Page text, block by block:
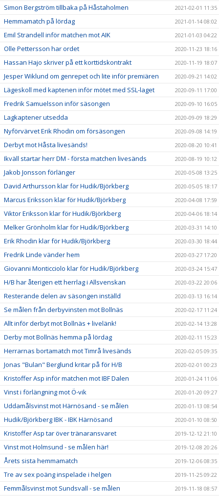
Simon Bergström tillbaka på Håstaholmen 2021-02-01 11:35
Hemmamatch på lördag 2021-01-14 08:02
Emil Strandell inför matchen mot AIK 2021-01-03 04:22
Olle Pettersson har ordet 2020-11-23 18:16
Hassan Hajo skriver på ett korttidskontrakt 2020-11-19 18:07
Jesper Wiklund om genrepet och lite inför premiären 2020-09-21 14:02
Lägeskoll med kaptenen inför mötet med SSL-laget 2020-09-11 17:00
Fredrik Samuelsson inför säsongen 2020-09-10 16:05
Lagkaptener utsedda 2020-09-09 18:29
Nyförvärvet Erik Rhodin om försäsongen 2020-09-08 14:19
Derbyt mot Håsta livesänds! 2020-08-20 10:41
Ikväll startar herr DM - första matchen livesänds 2020-08-19 10:12
Jakob Jonsson förlänger 2020-05-08 13:25
David Arthursson klar för Hudik/Björkberg 2020-05-05 18:17
Marcus Eriksson klar för Hudik/Björkberg 2020-04-08 17:59
Viktor Eriksson klar för Hudik/Björkberg 2020-04-06 18:14
Melker Grönholm klar för Hudik/Björkberg 2020-03-31 14:10
Erik Rhodin klar för Hudik/Björkberg 2020-03-30 18:44
Fredrik Linde vänder hem 2020-03-27 17:20
Giovanni Monticciolo klar för Hudik/Björkberg 2020-03-24 15:47
H/B har återigen ett herrlag i Allsvenskan 2020-03-22 20:06
Resterande delen av säsongen inställd 2020-03-13 16:14
Se målen från derbyvinsten mot Bollnäs 2020-02-17 11:24
Allt inför derbyt mot Bollnäs + livelänk! 2020-02-14 13:28
Derby mot Bollnäs hemma på lördag 2020-02-11 15:23
Herrarnas bortamatch mot Timrå livesänds 2020-02-05 09:35
Jonas "Bulan" Berglund kritar på för H/B 2020-02-01 00:23
Kristoffer Asp inför matchen mot IBF Dalen 2020-01-24 11:06
Vinst i förlängning mot Ö-vik 2020-01-20 09:27
Uddamålsvinst mot Härnösand - se målen 2020-01-13 08:54
Hudik/Björkberg IBK - IBK Härnösand 2020-01-10 08:50
Kristoffer Asp tar över tränaransvaret 2019-12-12 21:10
Vinst mot Holmsund - se målen här! 2019-12-08 20:26
Årets sista hemmamatch 2019-12-06 08:35
Tre av sex poäng inspelade i helgen 2019-11-25 09:22
Femmålsvinst mot Sundsvall - se målen 2019-11-18 08:57